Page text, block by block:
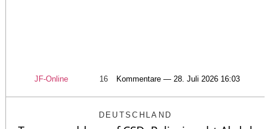
JF-Online 16 Kommentare — 28. Juli 2026 16:03
DEUTSCHLAND